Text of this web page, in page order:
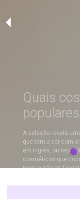
cosméticos que
porque são os